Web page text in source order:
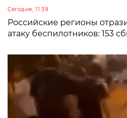
Сегодня, 11:39
Российские регионы
атаку беспилотников: 153